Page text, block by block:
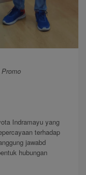
Promo
Indramayu yang
terhadap
jawabd
hubungan